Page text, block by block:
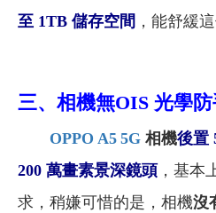
至 1TB 儲存空間 ，能舒緩
三、 相機無OIS 光學
OPPO A5 5G 相機後置
200 萬畫素景深鏡頭 ，基本
求，稍嫌可惜的是，相機沒